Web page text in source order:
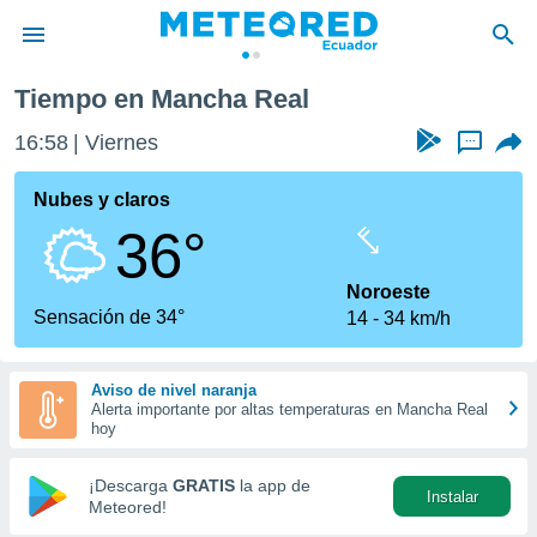
de
ha
calidad.
a este
las
y
forma
digital
basada
Tiempo en Mancha Real
16:58 Viernes ...
Nubes y claros
36°
Sensación de 34°
Noroeste
14
34 km/h
Aviso de nivel naranja
Alerta importante por altas temperaturas en Mancha Real
hoy
¡Descarga GRATIS la app de
Meteored!
Instalar